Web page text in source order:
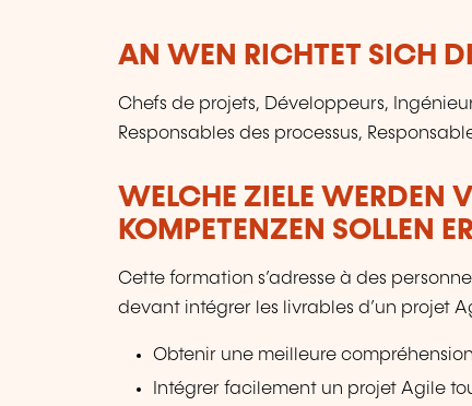
AN WEN RICHTET SICH
Chefs de projets, Développeurs,
Responsables des processus,
WELCHE ZIELE WERDEN
KOMPETENZEN SOLLEN
Cette formation s’adresse à des
devant intégrer les livrables d’un projet
Obtenir une meilleure
Intégrer facilement un projet Agile